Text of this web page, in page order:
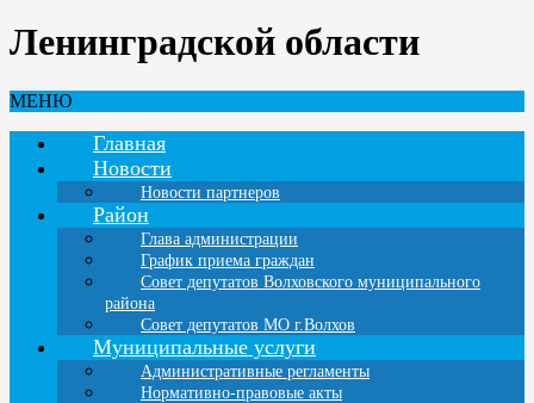
Ленинградской области
МЕНЮ
Главная
Новости
Новости партнеров
Район
Глава администрации
График приема граждан
Совет депутатов Волховского муниципального
района
Совет депутатов МО г.Волхов
Муниципальные услуги
Административные регламенты
Нормативно-правовые акты